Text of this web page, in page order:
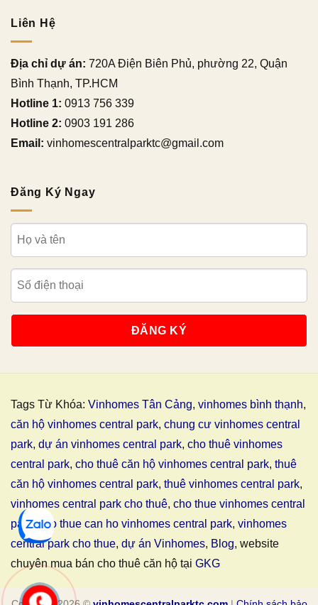
Liên Hệ
Địa chỉ dự án: 720A Điện Biên Phủ, phường 22, Quận
Bình Thạnh, TP.HCM
Hotline 1: 0913 756 339
Hotline 2: 0903 191 286
Email: vinhomescentralparktc@gmail.com
Đăng Ký Ngay
Tags Từ Khóa: Vinhomes Tân Cảng, vinhomes bình thạnh,
căn hộ vinhomes central park, chung cư vinhomes central
park, dự án vinhomes central park, cho thuê vinhomes
central park, cho thuê căn hộ vinhomes central park, thuê
căn hộ vinhomes central park, thuê vinhomes central park,
vinhomes central park cho thuê, cho thue vinhomes central
park,cho thue can ho vinhomes central park, vinhomes
central park cho thue, dự án Vinhomes, Blog, website
chuyên mua bán cho thuê căn hộ tại GKG